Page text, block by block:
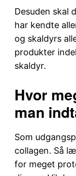
Desuden skal
har kendte
og skaldyrs
produkter
skaldyr.
Hvor
man
Som
collagen. Så
for meget